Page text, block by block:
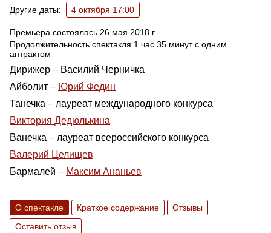
Другие даты: 4 октября 17:00
Премьера состоялась 26 мая 2018 г.
Продолжительность спектакля 1 час 35 минут с одним
антрактом
Дирижер – Василий Черничка
Айболит – Юрий Федин
Танечка – лауреат международного конкурса
Виктория Дедюлькина
Ванечка – лауреат всероссийского конкурса
Валерий Целищев
Бармалей – Максим Ананьев
О спектакле Краткое содержание
Отзывы
Оставить отзыв